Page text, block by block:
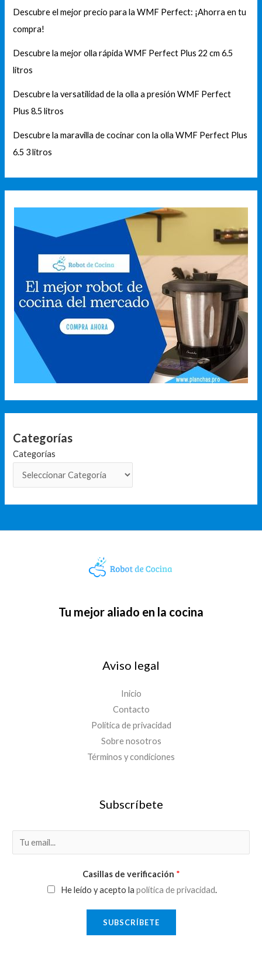
Descubre el mejor precio para la WMF Perfect: ¡Ahorra en tu
compra!
Descubre la mejor olla rápida WMF Perfect Plus 22 cm 6.5
litros
Descubre la versatilidad de la olla a presión WMF Perfect
Plus 8.5 litros
Descubre la maravilla de cocinar con la olla WMF Perfect Plus
6.5 3 litros
Categorías
Categorías
Tu mejor aliado en la cocina
Aviso legal
Inicio
Contacto
Política de privacidad
Sobre nosotros
Términos y condiciones
Subscríbete
m
Casillas de verificación *
He leído y acepto la política de privacidad.
SUBSCRÍBETE